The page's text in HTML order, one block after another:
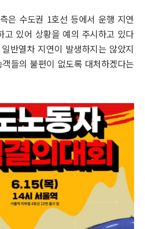
은 수도권 1호선 등에서 운행 지연
고 있어 상황을 예의 주시하고 있다
반열차 지연이 발생하지는 않았지
들의 불편이 없도록 대처하겠다는